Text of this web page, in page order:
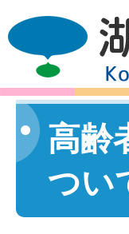
高齢
つい